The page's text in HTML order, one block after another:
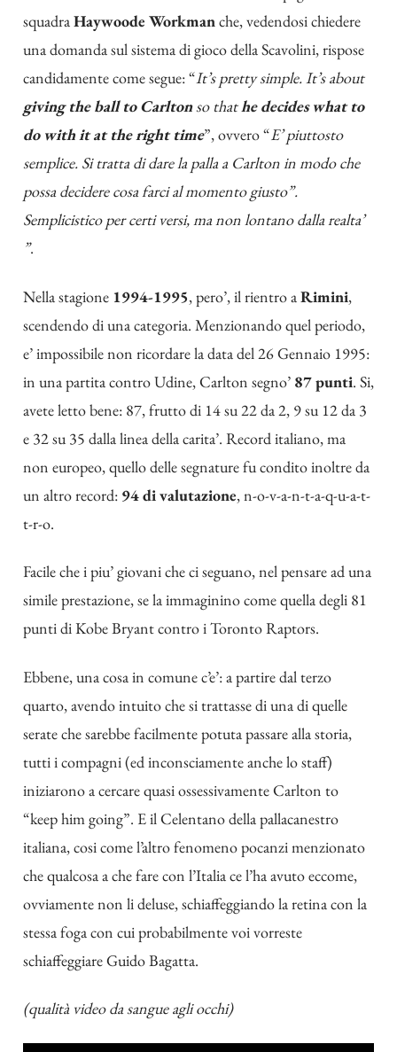
squadraHaywoode Workmanche, vedendosi chiedere
una domanda sul sistema di gioco della Scavolini, rispose
candidamente come segue: “It’s pretty simple. It’s about
giving the ball to Carltonso thathe decides what to
do with it at the right time”, ovvero “E’ piuttosto
semplice. Si tratta di dare la palla a Carlton in modo che
possa decidere cosa farci al momento giusto”.
Semplicistico per certi versi, ma non lontano dalla realta’
”.
Nella stagione 1994-1995, pero’, il rientro aRimini,
scendendo di una categoria. Menzionando quel periodo,
e’ impossibile non ricordare la data del 26 Gennaio 1995:
in una partita contro Udine, Carlton segno’ 87 punti. Si,
avete letto bene: 87, frutto di 14 su 22 da 2, 9 su 12 da 3
e 32 su 35 dalla linea della carita’. Record italiano, ma
non europeo, quello delle segnature fu condito inoltre da
un altro record: 94 di valutazione, n-o-v-a-n-t-a-q-u-a-t-
t-r-o.
Facile che i piu’ giovani che ci seguano, nel pensare ad una
simile prestazione, se la immaginino come quella degli 81
punti di Kobe Bryant contro i Toronto Raptors.
Ebbene, una cosa in comune c’e’: a partire dal terzo
quarto, avendo intuito che si trattasse di una di quelle
serate che sarebbe facilmente potuta passare alla storia,
tutti i compagni (ed inconsciamente anche lo staff)
iniziarono a cercare quasi ossessivamente Carlton to
“keep him going”. E il Celentano della pallacanestro
italiana, cosi come l’altro fenomeno pocanzi menzionato
che qualcosa a che fare con l’Italia ce l’ha avuto eccome,
ovviamente non li deluse, schiaffeggiando la retina con la
stessa foga con cui probabilmente voi vorreste
schiaffeggiare Guido Bagatta.
(qualità video da sangue agli occhi)